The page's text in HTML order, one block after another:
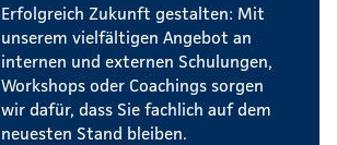
Erfolgreich Zukunft gestalten: Mit
unserem vielfältigen Angebot an
internen und externen Schulungen,
Workshops oder Coachings sorgen
wir dafür, dass Sie fachlich auf dem
neuesten Stand bleiben.